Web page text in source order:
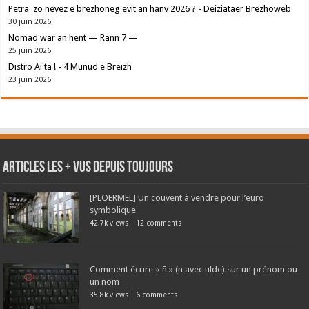
Petra 'zo nevez e brezhoneg evit an hañv 2026 ? - Deiziataer Brezhoweb
30 juin 2026
Nomad war an hent — Rann 7 —
25 juin 2026
Distro Ai'ta ! - 4 Munud e Breizh
23 juin 2026
Articles les + vus depuis toujours
[PLOERMEL] Un couvent à vendre pour l’euro
symbolique
42.7k views | 12 comments
Comment écrire « ñ » (n avec tilde) sur un prénom ou
un nom
35.8k views | 6 comments